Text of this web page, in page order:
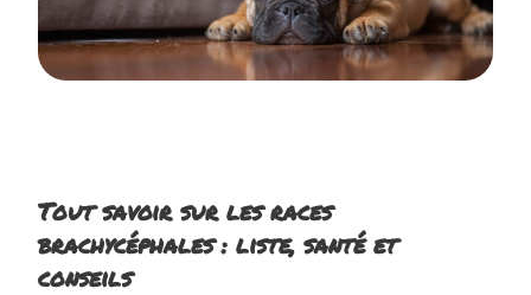
Tout savoir sur les races
brachycéphales : liste, santé et
conseils